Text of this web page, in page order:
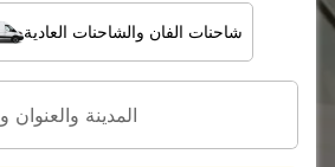
شاحنات الفان والشاحنات العادية